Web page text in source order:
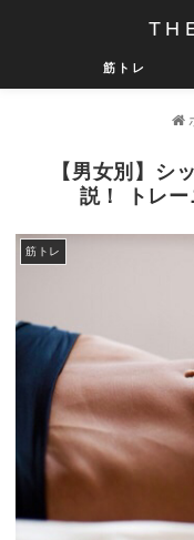
筋トレ
【男女別】シ
説！ トレー
筋トレ